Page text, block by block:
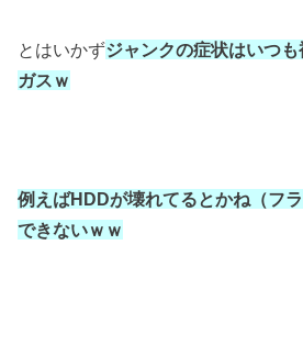
とはいかずジャンクの症状はいつも
ガスｗ
例えばHDDが壊れてるとかね（フ
できないｗｗ